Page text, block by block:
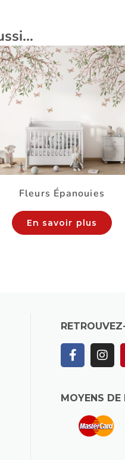
Fleurs Épanouies
En savoir plus
MOYENS DE